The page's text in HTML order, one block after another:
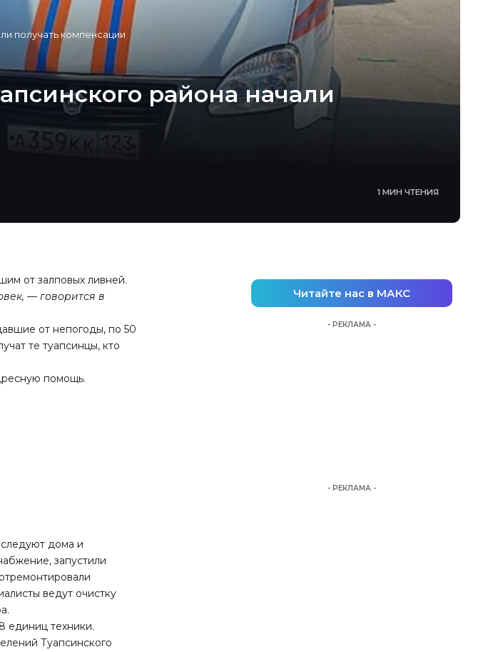
получать компенсации
района начали
1 МИН ЧТЕНИЯ
от залповых ливней.
— говорится в
от непогоды, по 50
те туапсинцы, кто
помощь.
дома и
запустили
ведут очистку
единиц техники.
Туапсинского
Читайте нас в МАКС
- РЕКЛАМА -
- РЕКЛАМА -